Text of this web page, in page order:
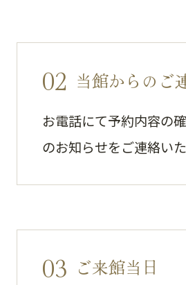
02 当館からのご
お電話にて予約内容の
のお知らせをご連絡いた
03 ご来館当日